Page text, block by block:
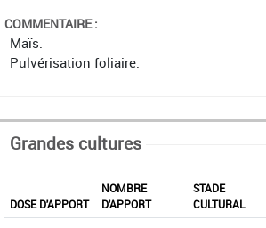
COMMENTAIRE :
Maïs.
Pulvérisation foliaire.
Grandes cultures
DOSE D'APPORT
NOMBRE
D'APPORT
STADE
CULTURAL